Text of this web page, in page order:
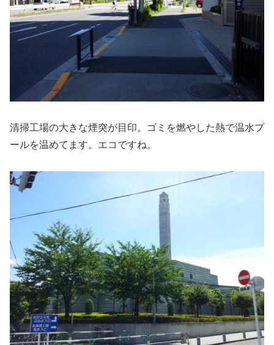
清掃工場の大きな煙突が目印。ゴミを燃やした熱で温水プ
ールを温めてます。エコですね。